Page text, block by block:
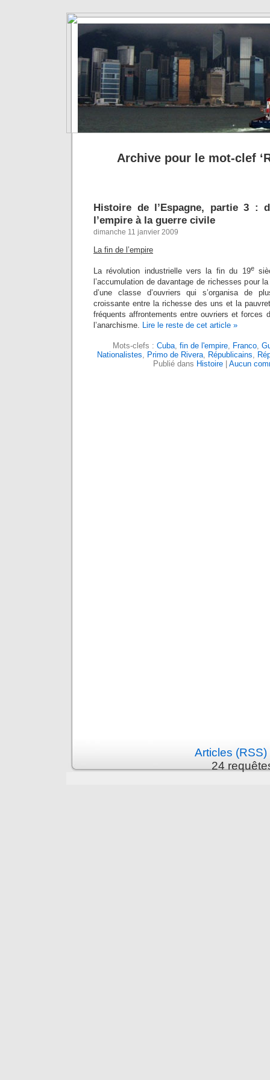
Archive pour le mot-clef
Histoire de l’Espagne, partie 3 :
l’empire à la guerre civile
dimanche 11 janvier 2009
La fin de l’empire
La révolution industrielle vers la fin du 19e
l’accumulation de davantage de richesses pour
d’une classe d’ouvriers qui s’organisa de
croissante entre la richesse des uns et la
fréquents affrontements entre ouvriers et forces
l’anarchisme. Lire le reste de cet article »
Mots-clefs : Cuba, fin de l'empire, Franco,
Nationalistes, Primo de Rivera, Républicains,
Publié dans Histoire| Aucun
Articles (RSS)
24